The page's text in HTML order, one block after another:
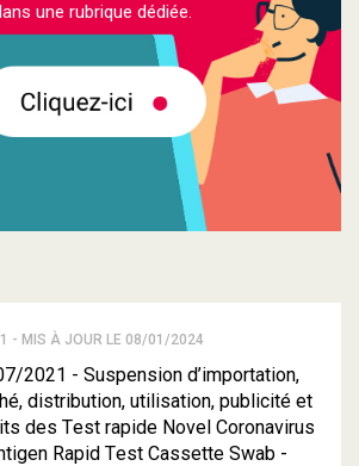
une rubrique dédiée.
- MIS À JOUR LE 08/01/2024
2021 - Suspension d’importation,
distribution, utilisation, publicité et
des Test rapide Novel Coronavirus
Rapid Test Cassette Swab -